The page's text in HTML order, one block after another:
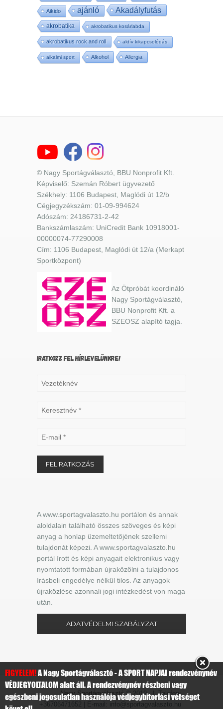
Aikido ajánló Akadályfutás
akrobatika akrobatikus kosárlabda
akrobatikus rock and roll aktív kikapcsolódás
alkalmi sport Alkohol Allergia
© Nagy Sportágválasztó, BBU Nonprofit Kft.
Képviselő: Szemán Róbert ügyvezető
Székhely: 1106 Budapest, Maglódi út 12/b
Cégjegyzékszám: 01-09-994624
Adószám: 24186731-2-42
Bankszámlaszám: UniCredit Bank 10918001-
00000074-77290008
Cím: 1106 Budapest, Maglódi út 12/a (Merkapt
Sportközpont)
Az Ötpróbát koordináló
Nagy Sportágválasztó,
BBU Nonprofit Kft. a
SZEOSZ alapító tagja.
IRATKOZZ FEL HÍRLEVELÜNKRE!
A www.sportagvalaszto.hu portálon és annak
aloldalain található összes szöveges és képi
anyag a honlap üzemeltetőjének szellemi
tulajdonát képezi. A www.sportagvalaszto.hu
portál írott és képi anyagait elektronikus vagy
nyomtatott formában újraközölni a tulajdonos
írásbeli engedélye nélkül tilos. Az anyagok
újraközlése azonnali jogi intézkedést von maga
után.
ADATVÉDELMI SZABÁLYZAT
Nagy Sportágválasztó© 2019 | Telefon:
+36706471652 | E-mail: info@sportagvalaszto.hu
FIGYELEM!A Nagy Sportágválasztó - A SPORT NAPJAI rendezvénynév
VÉDJEGYOLTALOM alatt áll. A rendezvénynév részbeni vagy
egészbeni jogosulatlan használója védjegybitorlási vétséget